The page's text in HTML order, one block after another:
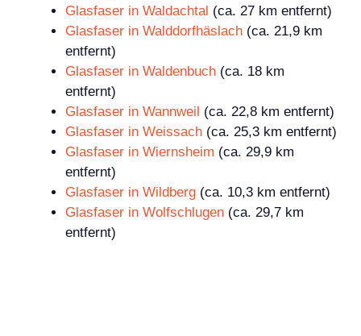
Glasfaser in Waldachtal (ca. 27 km entfernt)
Glasfaser in Walddorfhäslach (ca. 21,9 km
entfernt)
Glasfaser in Waldenbuch (ca. 18 km
entfernt)
Glasfaser in Wannweil (ca. 22,8 km entfernt)
Glasfaser in Weissach (ca. 25,3 km entfernt)
Glasfaser in Wiernsheim (ca. 29,9 km
entfernt)
Glasfaser in Wildberg (ca. 10,3 km entfernt)
Glasfaser in Wolfschlugen (ca. 29,7 km
entfernt)